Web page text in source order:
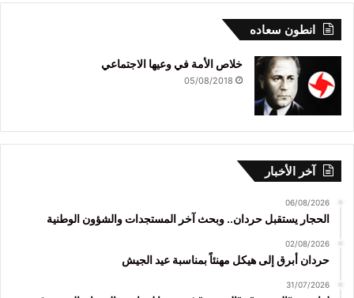
انطون سعاده
خلاص الأمة في وعيها الاجتماعي
05/08/2018
آخر الأخبار
06/08/2026
الحجار يستقبل حردان.. وبحث آخر المستجدات والشؤون الوطنية
02/08/2026
حردان أبرق إلى هيكل مهنئاً بمناسبة عيد الجيش
31/07/2026